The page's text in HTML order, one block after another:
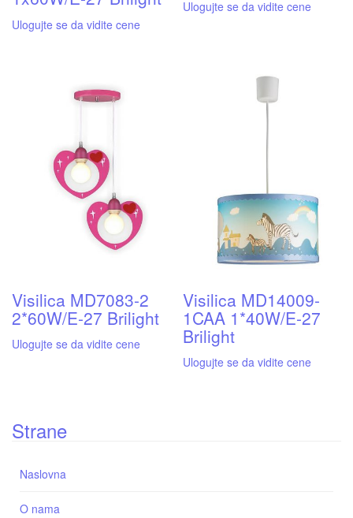
Ulogujte se da vidite cene
Ulogujte se da vidite cene
Visilica MD7083-2
2*60W/E-27 Brilight
Ulogujte se da vidite cene
Visilica MD14009-
1CAA 1*40W/E-27
Brilight
Ulogujte se da vidite cene
Strane
Naslovna
O nama